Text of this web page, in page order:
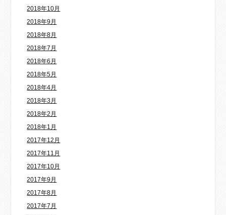
2018年10月
2018年9月
2018年8月
2018年7月
2018年6月
2018年5月
2018年4月
2018年3月
2018年2月
2018年1月
2017年12月
2017年11月
2017年10月
2017年9月
2017年8月
2017年7月